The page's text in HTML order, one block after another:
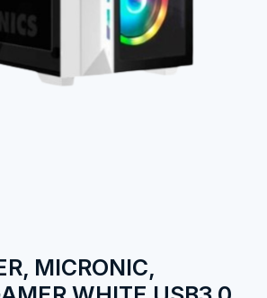
MICRONIC,